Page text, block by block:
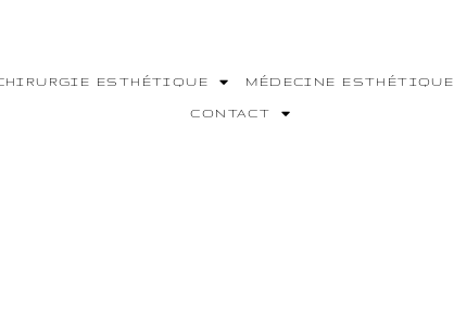
ESTHÉTIQUE MÉDECINE ESTHÉTIQUE
CONTACT